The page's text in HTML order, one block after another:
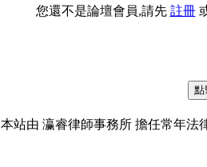
您還不是論壇會員,請先 註冊
本站由 瀛睿律師事務所 擔任常年法